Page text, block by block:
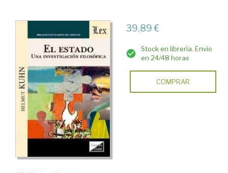
39,89 €
Stock en librería. Envío
en 24/48 horas
COMPRAR